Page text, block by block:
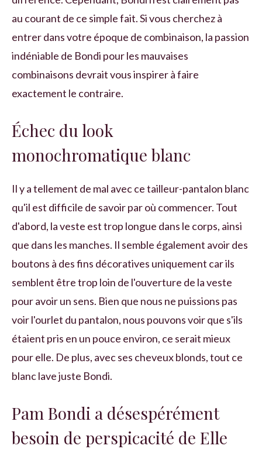
au courant de ce simple fait. Si vous cherchez à
entrer dans votre époque de combinaison, la passion
indéniable de Bondi pour les mauvaises
combinaisons devrait vous inspirer à faire
exactement le contraire.
Échec du look
monochromatique blanc
Il y a tellement de mal avec ce tailleur-pantalon blanc
qu'il est difficile de savoir par où commencer. Tout
d'abord, la veste est trop longue dans le corps, ainsi
que dans les manches. Il semble également avoir des
boutons à des fins décoratives uniquement car ils
semblent être trop loin de l'ouverture de la veste
pour avoir un sens. Bien que nous ne puissions pas
voir l'ourlet du pantalon, nous pouvons voir que s'ils
étaient pris en un pouce environ, ce serait mieux
pour elle. De plus, avec ses cheveux blonds, tout ce
blanc lave juste Bondi.
Pam Bondi a désespérément
besoin de perspicacité de Elle